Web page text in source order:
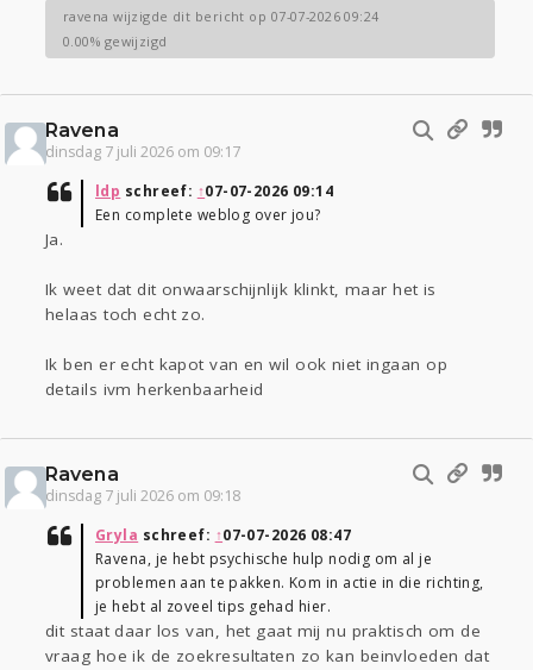
ravena wijzigde dit bericht op 07-07-2026 09:24
0.00% gewijzigd
Ravena
dinsdag 7 juli 2026 om 09:17
ldp schreef: ↑07-07-2026 09:14
Een complete weblog over jou?
Ja.
Ik weet dat dit onwaarschijnlijk klinkt, maar het is
helaas toch echt zo.
Ik ben er echt kapot van en wil ook niet ingaan op
details ivm herkenbaarheid
Ravena
dinsdag 7 juli 2026 om 09:18
Gryla schreef: ↑07-07-2026 08:47
Ravena, je hebt psychische hulp nodig om al je
problemen aan te pakken. Kom in actie in die richting,
je hebt al zoveel tips gehad hier.
dit staat daar los van, het gaat mij nu praktisch om de
vraag hoe ik de zoekresultaten zo kan beinvloeden dat